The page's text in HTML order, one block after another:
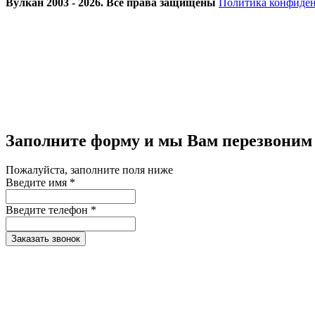
Заполните форму и мы Вам перезвоним
Пожалуйста, заполните поля ниже
Введите имя *
Введите телефон *